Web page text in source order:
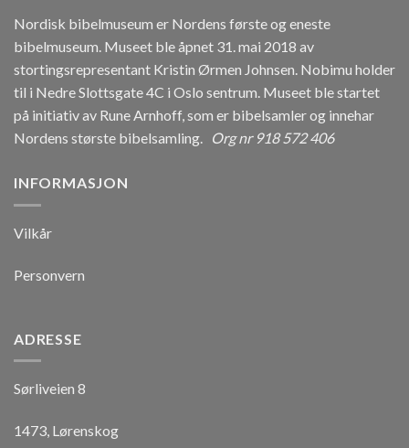
Nordisk bibelmuseum er Nordens første og eneste
bibelmuseum. Museet ble åpnet 31. mai 2018 av
stortingsrepresentant Kristin Ørmen Johnsen. Nobimu holder
til i Nedre Slottsgate 4C i Oslo sentrum. Museet ble startet
på initiativ av Rune Arnhoff, som er bibelsamler og innehar
Nordens største bibelsamling. Org nr 918 572 406
INFORMASJON
Vilkår
Personvern
ADRESSE
Sørliveien 8
1473, Lørenskog